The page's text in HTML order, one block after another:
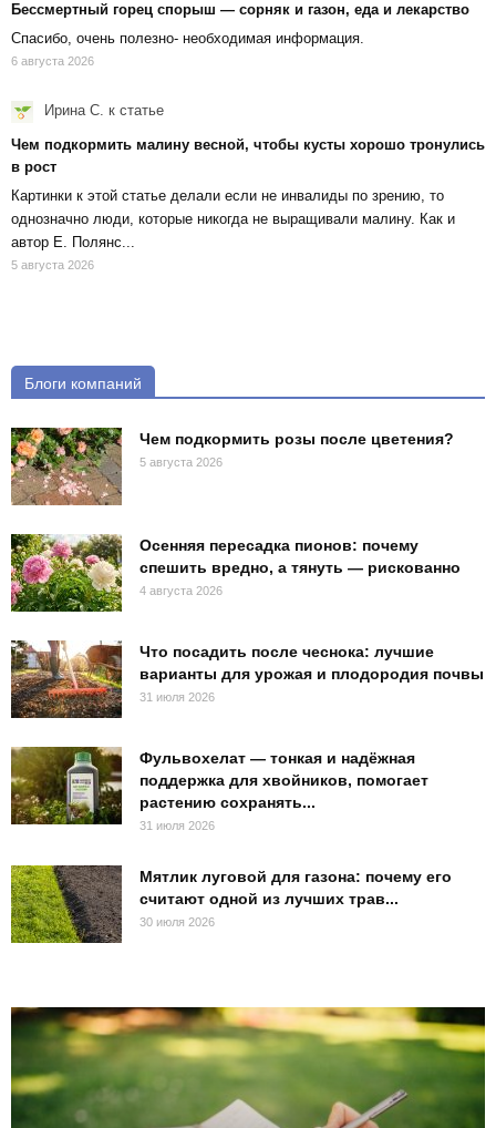
Бессмертный горец спорыш — сорняк и газон, еда и лекарство
Спасибо, очень полезно- необходимая информация.
6 августа 2026
Ирина С. к статье
Чем подкормить малину весной, чтобы кусты хорошо тронулись
в рост
Картинки к этой статье делали если не инвалиды по зрению, то
однозначно люди, которые никогда не выращивали малину. Как и
автор Е. Полянс...
5 августа 2026
Блоги компаний
Чем подкормить розы после цветения?
5 августа 2026
Осенняя пересадка пионов: почему
спешить вредно, а тянуть — рискованно
4 августа 2026
Что посадить после чеснока: лучшие
варианты для урожая и плодородия почвы
31 июля 2026
Фульвохелат — тонкая и надёжная
поддержка для хвойников, помогает
растению сохранять...
31 июля 2026
Мятлик луговой для газона: почему его
считают одной из лучших трав...
30 июля 2026